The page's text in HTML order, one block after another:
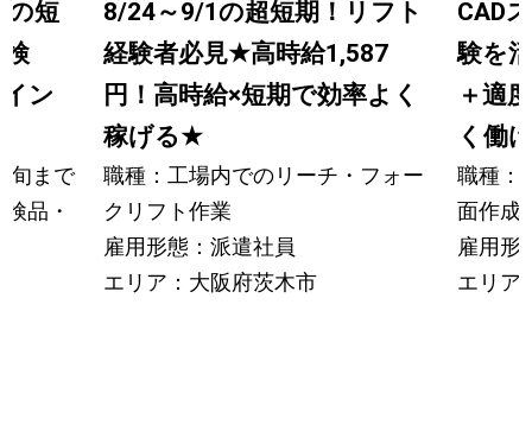
の短
ン
旬まで
品・
8/24～9/1の超短期！リフト
経験者必見★高時給1,587
円！高時給×短期で効率よく
稼げる★
職種：工場内でのリーチ・フォー
クリフト作業
雇用形態：派遣社員
エリア：大阪府茨木市
CAD
験を
＋適
く働
職種：
面作成
雇用形
エリア